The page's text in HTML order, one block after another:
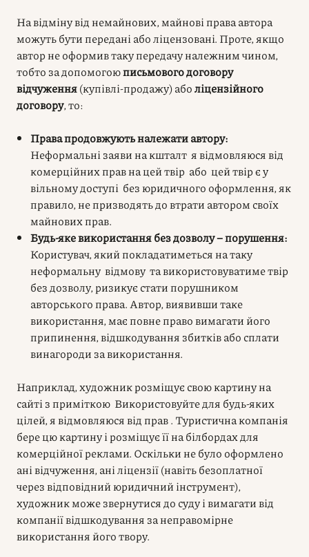
На відміну від немайнових, майнові права автора
можуть бути передані або ліцензовані. Проте, якщо
автор не оформив таку передачу належним чином,
тобто за допомогоюписьмового договору
відчуження(купівлі-продажу) аболіцензійного
договору, то:
Права продовжують належати автору:
Неформальні заяви на кшталт я відмовляюся від
комерційних прав на цей твір або цей твір є у
вільному доступі без юридичного оформлення, як
правило, не призводять до втрати автором своїх
майнових прав.
Будь-яке використання без дозволу – порушення:
Користувач, який покладатиметься на таку
неформальну відмову та використовуватиме твір
без дозволу, ризикує стати порушником
авторського права. Автор, виявивши таке
використання, має повне право вимагати його
припинення, відшкодування збитків або сплати
винагороди за використання.
Наприклад, художник розміщує свою картину на
сайті з приміткою Використовуйте для будь-яких
цілей, я відмовляюся від прав . Туристична компанія
бере цю картину і розміщує її на білбордах для
комерційної реклами. Оскільки не було оформлено
ані відчуження, ані ліцензії (навіть безоплатної
через відповідний юридичний інструмент),
художник може звернутися до суду і вимагати від
компанії відшкодування за неправомірне
використання його твору.